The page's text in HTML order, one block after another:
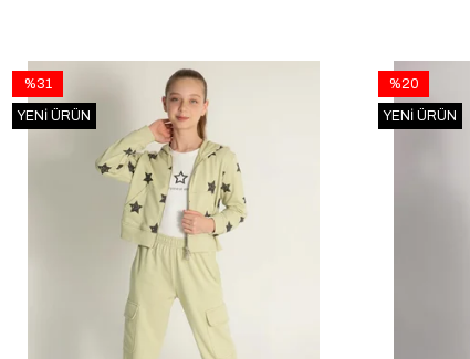
%31
YENI ÜRÜN
%20
YENI ÜRÜN